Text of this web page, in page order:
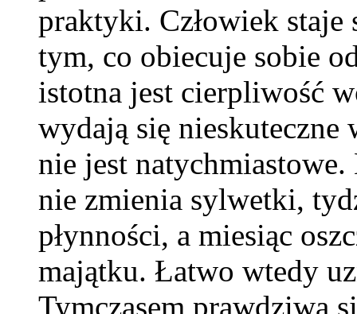
praktyki. Człowiek staje
tym, co obiecuje sobie
istotna jest cierpliwość
wydają się nieskuteczne
nie jest
nie zmienia sylwetki,
płynności, a miesiąc
majątku. Łatwo wtedy
Tymczasem prawdziwa